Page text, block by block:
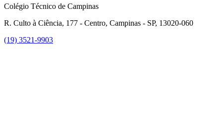
Colégio Técnico de Campinas
R. Culto à Ciência, 177 - Centro, Campinas - SP, 13020-060
(19) 3521-9903